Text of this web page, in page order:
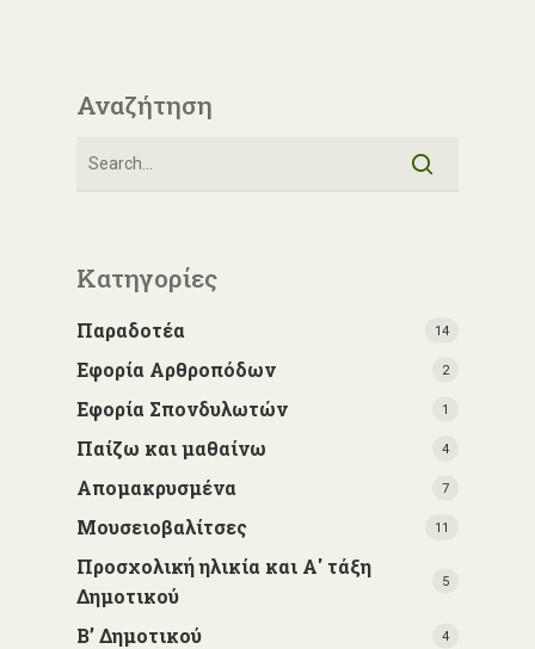
Αναζήτηση
Κατηγορίες
Παραδοτέα 14
Εφορία Αρθροπόδων 2
Εφορία Σπονδυλωτών 1
Παίζω και μαθαίνω 4
Απομακρυσμένα 7
Μουσειοβαλίτσες 11
Προσχολική ηλικία και Α' τάξη
Δημοτικού
5
Β’ Δημοτικού 4